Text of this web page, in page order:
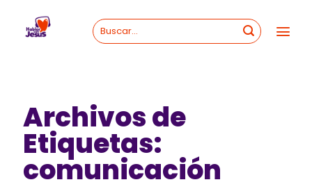
content
Archivos de
Etiquetas:
comunicación